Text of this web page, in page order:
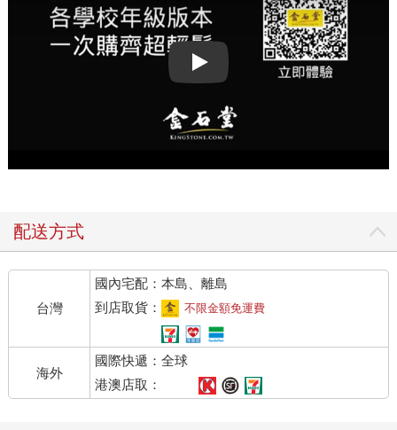
Play video
配送方式
台灣
國內宅配：本島、離島
到店取貨：
不限金額免運費
海外
國際快遞：全球
港澳店取：